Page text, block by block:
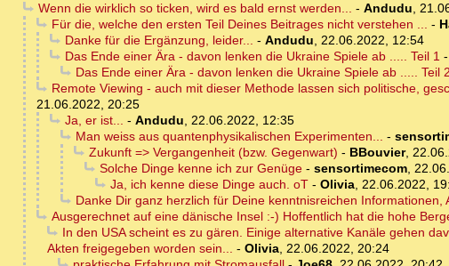
Wenn die wirklich so ticken, wird es bald ernst werden... - Andudu,
Für die, welche den ersten Teil Deines Beitrages nicht verstehen ... -
Danke für die Ergänzung, leider... - Andudu, 22.06.2022, 12:54
Das Ende einer Ära - davon lenken die Ukraine Spiele ab ..... Teil 1-
Das Ende einer Ära - davon lenken die Ukraine Spiele ab ..... Teil 2
Remote Viewing - auch mit dieser Methode lassen sich politische,
21.06.2022, 20:25
Ja, er ist... - Andudu, 22.06.2022, 12:35
Man weiss aus quantenphysikalischen Experimenten... -
Zukunft => Vergangenheit (bzw. Gegenwart) - BBouvier,
Solche Dinge kenne ich zur Genüge- sensortimecom,
Ja, ich kenne diese Dinge auch. oT- Olivia, 22.06.2022,
Danke Dir ganz herzlich für Deine kenntnisreichen Informationen,
Ausgerechnet auf eine dänische Insel :-) Hoffentlich hat die hohe
In den USA scheint es zu gären. Einige alternative Kanäle gehen
Akten freigegeben worden sein... - Olivia, 22.06.2022, 20:24